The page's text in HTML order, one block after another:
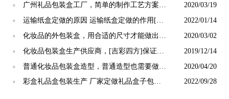
高的包装定做
●
广州礼品包装盒工厂，简单的制作工艺方案推
荐[吉彩四方]
2020/03/19
●
运输纸盒定做的原因 运输纸盒定做的作用[吉
彩四方]
2022/01/14
●
化妆品的外包装盒，用合适的尺寸才能做出影
响力的包装[吉彩四方]
2020/03/02
●
化妆品包装盒生产供应商，[吉彩四方]保证生
产品质提高产品价值
2019/12/14
●
普通化妆品包装盒造型，普通造型也需要做出
相应价值[吉彩四方]
2020/04/20
●
彩盒礼品盒包装生产 厂家定做礼品盒子包装
2022/09/28